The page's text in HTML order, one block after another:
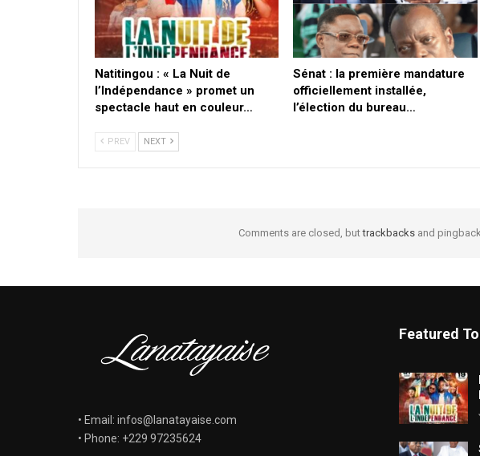
​Natitingou : « La Nuit de
l’Indépendance » promet un
spectacle haut en couleur…
Sénat : la première mandature
officiellement installée,
l’élection du bureau…
PREV NEXT
Comments are closed, buttrackbacksand
• Email: infos@lanatayaise.com
• Phone: +229 97235624
Featured